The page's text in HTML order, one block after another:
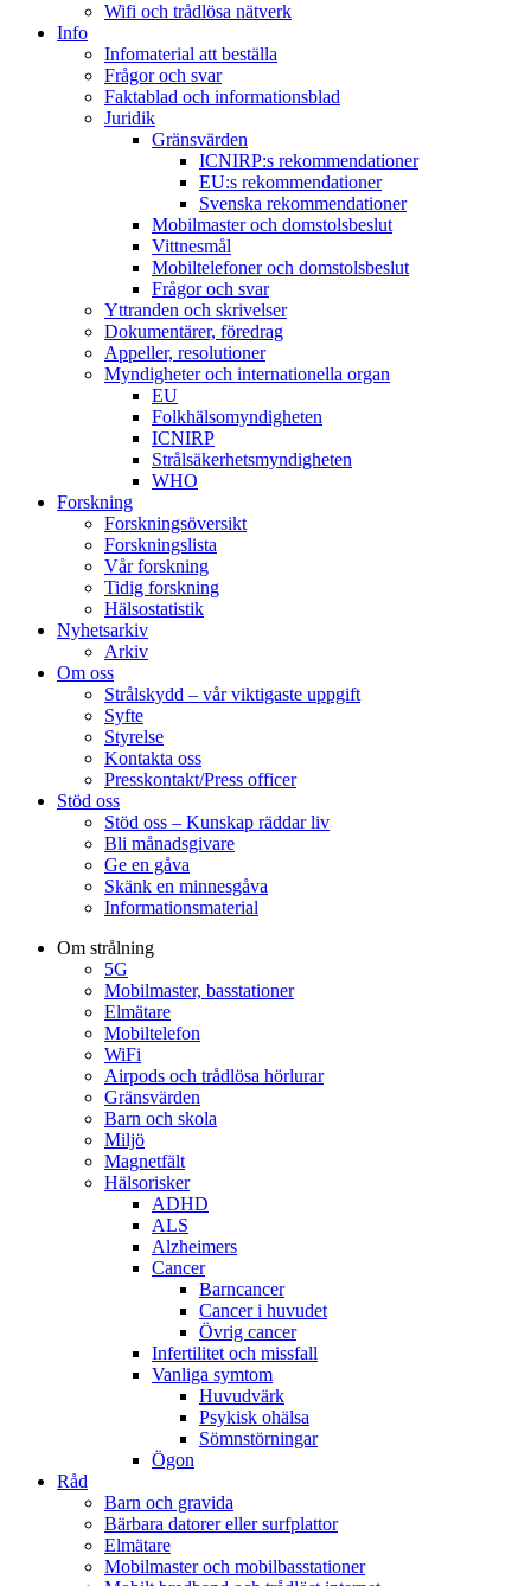
Wifi och trådlösa nätverk
Info
Infomaterial att beställa
Frågor och svar
Faktablad och informationsblad
Juridik
Gränsvärden
ICNIRP:s rekommendationer
EU:s rekommendationer
Svenska rekommendationer
Mobilmaster och domstolsbeslut
Vittnesmål
Mobiltelefoner och domstolsbeslut
Frågor och svar
Yttranden och skrivelser
Dokumentärer, föredrag
Appeller, resolutioner
Myndigheter och internationella organ
EU
Folkhälsomyndigheten
ICNIRP
Strålsäkerhetsmyndigheten
WHO
Forskning
Forskningsöversikt
Forskningslista
Vår forskning
Tidig forskning
Hälsostatistik
Nyhetsarkiv
Arkiv
Om oss
Strålskydd – vår viktigaste uppgift
Syfte
Styrelse
Kontakta oss
Presskontakt/Press officer
Stöd oss
Stöd oss – Kunskap räddar liv
Bli månadsgivare
Ge en gåva
Skänk en minnesgåva
Informationsmaterial
Om strålning
5G
Mobilmaster, basstationer
Elmätare
Mobiltelefon
WiFi
Airpods och trådlösa hörlurar
Gränsvärden
Barn och skola
Miljö
Magnetfält
Hälsorisker
ADHD
ALS
Alzheimers
Cancer
Barncancer
Cancer i huvudet
Övrig cancer
Infertilitet och missfall
Vanliga symtom
Huvudvärk
Psykisk ohälsa
Sömnstörningar
Ögon
Råd
Barn och gravida
Bärbara datorer eller surfplattor
Elmätare
Mobilmaster och mobilbasstationer